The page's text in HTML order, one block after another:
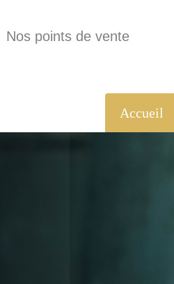
Nos points de vente
Accueil